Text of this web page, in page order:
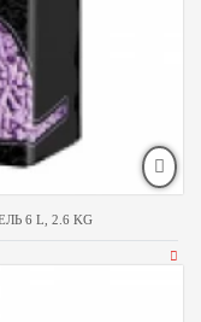
6 L, 2.6 KG